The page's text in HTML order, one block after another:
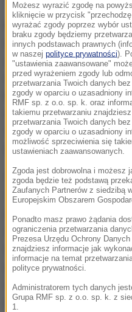
Każdy z uczestników
imprezie otrzymał
zwycięstwo w fazie
wycenione zostało na
Niemcami - 500 tys.
awansowały do 1/8
1,5 mln euro, co w sumie
czerwonych cztery
Zgodnie z
Zbigniewa Bońka,
jakiekolwiek premie
zakwalifikowania się do
warunek ten został
informacji, zawodnicy
tego, co federacja
Francji. Obecnie ich
Możesz wyrazić zgodę na
kliknięcie w przycisk
wyrażać zgody poprzez wybór
braku zgody będziemy
innych podstawach prawnych
w naszej polityce prywatności).
"ustawienia zaawansowane"
przed wyrażeniem zgody lub
przetwarzania Twoich danych
zgody w oparciu o uzasadniony
RMF sp. z o.o. sp. k. oraz
takiemu przetwarzaniu
przetwarzania Twoich danych
zgody w oparciu o uzasadniony
możliwość sprzeciwienia się
ustawieniach zaawansowanych.
Zgoda jest dobrowolna i możesz
zgoda będzie też podstawą
Zaufanych Partnerów z siedzibą
Europejskim Obszarem
Ponadto masz prawo żądania
ograniczenia przetwarzania
Prezesa Urzędu Ochrony
znajdziesz informacje jak
informacje na temat
polityce prywatności.
Administratorem tych danych
Grupa RMF sp. z o.o. sp. k. z
1.